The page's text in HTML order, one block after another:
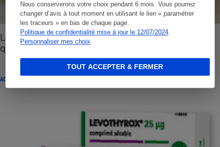
Nous conserverons votre choix pendant 6 mois. Vous pourrez
changer d’avis à tout moment en utilisant le lien « paramétrer
les traceurs » en bas de chaque page.
Politique de confidentialité mise à jour le 12/07/2024
Personnaliser mes choix
TOUT ACCEPTER & FERMER
Levothyrox - La bioéquivalence remise en
question
ACTUALITÉ